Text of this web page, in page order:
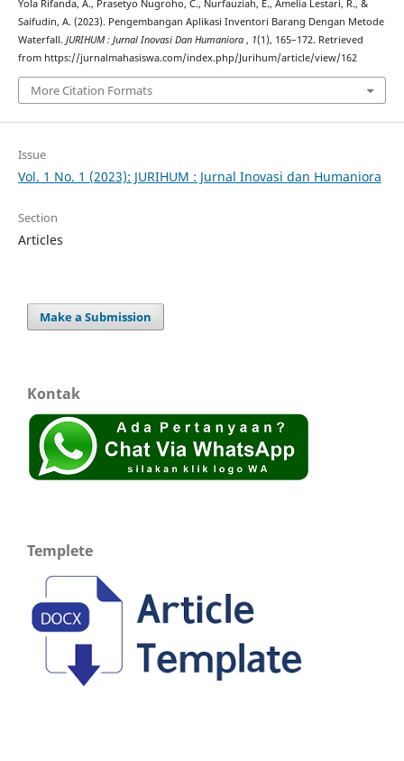
Yola Rifanda, A., Prasetyo Nugroho, C., Nurfauziah, E., Amelia Lestari, R., &
Saifudin, A. (2023). Pengembangan Aplikasi Inventori Barang Dengan Metode
Waterfall. JURIHUM : Jurnal Inovasi Dan Humaniora , 1(1), 165–172. Retrieved
from https://jurnalmahasiswa.com/index.php/Jurihum/article/view/162
More Citation Formats
Issue
Vol. 1 No. 1 (2023): JURIHUM : Jurnal Inovasi dan Humaniora
Section
Articles
Make a Submission
Kontak
Templete